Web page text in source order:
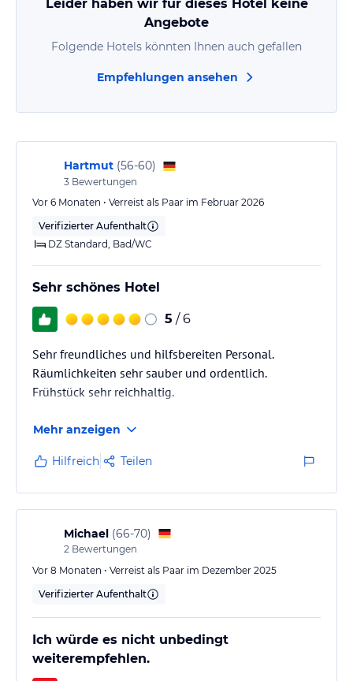
Leider haben wir für dieses Hotel keine
Angebote
Folgende Hotels könnten Ihnen auch gefallen
Empfehlungen ansehen
Hartmut (56-60)
3 Bewertungen
Vor 6 Monaten • Verreist als Paar im Februar 2026
Verifizierter Aufenthalt
DZ Standard, Bad/WC
Sehr schönes Hotel
5 / 6
Sehr freundliches und hilfsbereiten Personal.
Räumlichkeiten sehr sauber und ordentlich.
Frühstück sehr reichhaltig.
Mehr anzeigen
Hilfreich Teilen
Michael (66-70)
2 Bewertungen
Vor 8 Monaten • Verreist als Paar im Dezember 2025
Verifizierter Aufenthalt
Ich würde es nicht unbedingt
weiterempfehlen.